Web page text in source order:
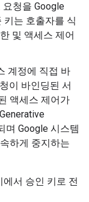
청을 Google
키는 호출자를 식
및 액세스 제어
계정에 직접 바
이 바인딩된 서
액세스 제어가
며 Google 시스템
하게 중지하는
서 승인 키로 전